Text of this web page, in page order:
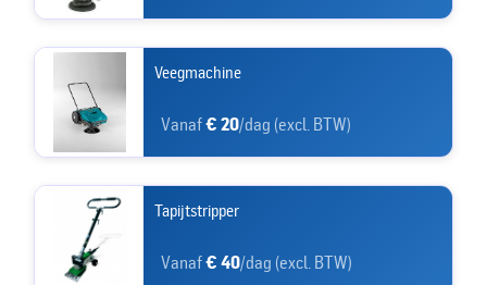
Veegmachine
Vanaf€ 20/dag (excl. BTW)
Tapijtstripper
Vanaf€ 40/dag (excl. BTW)